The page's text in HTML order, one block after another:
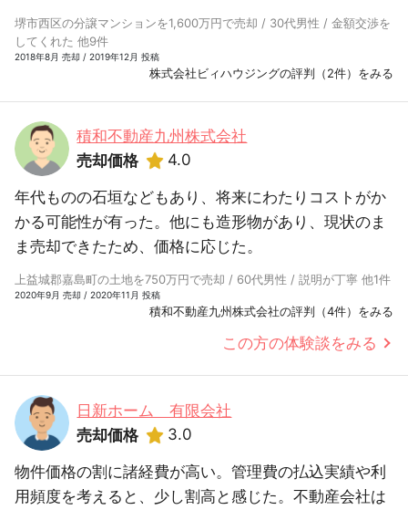
堺市西区の分譲マンションを1,600万円で売却 / 30代男性 / 金額交渉を
してくれた 他9件
2018年8月 売却 / 2019年12月 投稿
株式会社ビィハウジングの評判（2件）をみる
積和不動産九州株式会社
売却価格
4.0
年代ものの石垣などもあり、将来にわたりコストがか
かる可能性が有った。他にも造形物があり、現状のま
ま売却できたため、価格に応じた。
上益城郡嘉島町の土地を750万円で売却 / 60代男性 / 説明が丁寧 他1件
2020年9月 売却 / 2020年11月 投稿
積和不動産九州株式会社の評判（4件）をみる
この方の体験談をみる
日新ホーム 有限会社
売却価格
3.0
物件価格の割に諸経費が高い。管理費の払込実績や利
用頻度を考えると、少し割高と感じた。不動産会社は